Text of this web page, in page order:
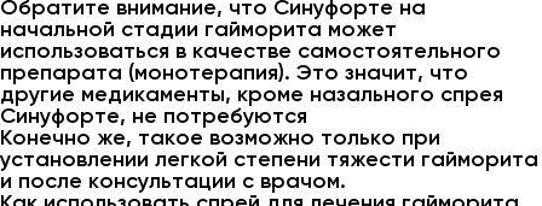
Обратите внимание, что Синуфорте на
начальной стадии гайморита может
использоваться в качестве самостоятельного
препарата (монотерапия). Это значит, что
другие медикаменты, кроме назального спрея
Синуфорте, не потребуются
Конечно же, такое возможно только при
установлении легкой степени тяжести гайморита
и после консультации с врачом.